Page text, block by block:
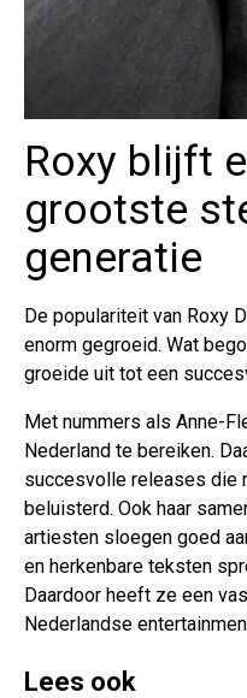
Roxy blijft
grootste
generatie
De populariteit van Roxy
enorm gegroeid. Wat
groeide uit tot een
Met nummers als Anne-
Nederland te bereiken.
succesvolle releases die
beluisterd. Ook haar
artiesten sloegen goed
en herkenbare teksten
Daardoor heeft ze een
Nederlandse
Lees ook